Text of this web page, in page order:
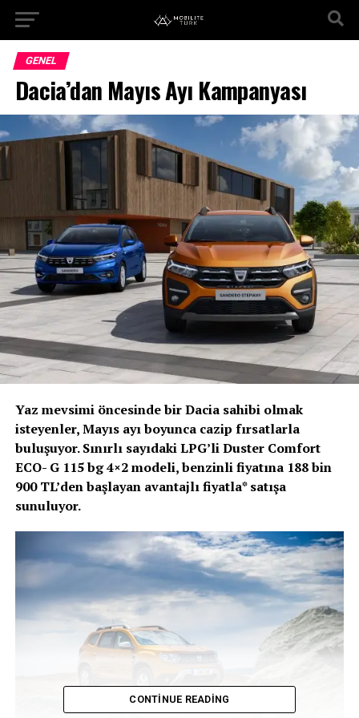
GENEL
Dacia’dan Mayıs Ayı Kampanyası
Yaz mevsimi öncesinde bir Dacia sahibi olmak
isteyenler, Mayıs ayı boyunca cazip fırsatlarla
buluşuyor. Sınırlı sayıdaki LPG’li Duster Comfort
ECO- G 115 bg 4×2 modeli, benzinli fiyatına 188 bin
900 TL’den başlayan avantajlı fiyatla* satışa
sunuluyor.
CONTINUE READING